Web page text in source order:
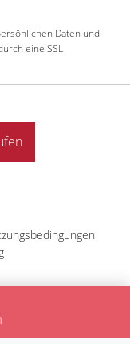
Daten und
eine SSL-